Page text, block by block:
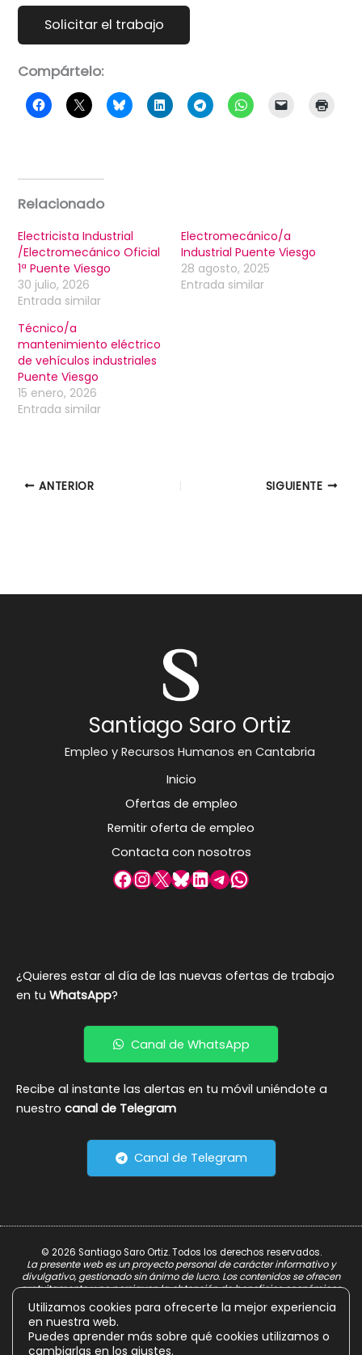
Compártelo:
Relacionado
Electricista Industrial
/Electromecánico Oficial
1ª Puente Viesgo
30 julio, 2026
Entrada similar
Electromecánico/a
Industrial Puente Viesgo
28 agosto, 2025
Entrada similar
Técnico/a
mantenimiento eléctrico
de vehículos industriales
Puente Viesgo
15 enero, 2026
Entrada similar
ANTERIOR SIGUIENTE
Santiago Saro Ortiz
Empleo y Recursos Humanos en Cantabria
Inicio
Ofertas de empleo
Remitir oferta de empleo
Contacta con nosotros
Facebook
Instagram
X Bluesky
LinkedIn
Telegram
WhatsApp
¿Quieres estar al día de las nuevas ofertas de trabajo
en tu WhatsApp?
Canal de WhatsApp
Recibe al instante las alertas en tu móvil uniéndote a
nuestro canal de Telegram
Canal de Telegram
© 2026 Santiago Saro Ortiz. Todos los derechos reservados.
La presente web es un proyecto personal de carácter informativo y
divulgativo, gestionado sin ánimo de lucro. Los contenidos se ofrecen
gratuitamente y no persiguen la obtención de beneficios económicos.
Política de Privacidad
Política de Cookies
Utilizamos cookies para ofrecerte la mejor experiencia
en nuestra web.
Puedes aprender más sobre qué cookies utilizamos o
cambiarlas en los ajustes.